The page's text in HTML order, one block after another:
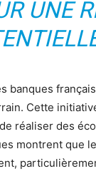
UNE
banques
Cette
réaliser des
montrent